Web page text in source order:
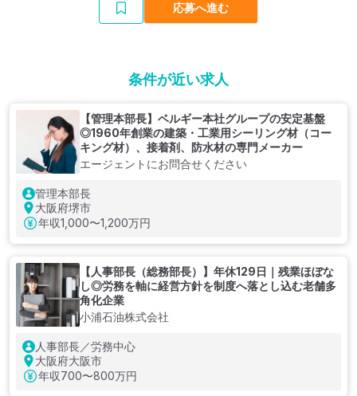
応募へ進む
条件が近い求人
【管理本部長】ベルギー本社グループの安定基盤
◎1960年創業の建築・工業用シーリング材（コー
キング材）、接着剤、防水材の専門メーカー
エージェントにお問合せください
管理本部長
大阪府堺市
年収1,000〜1,200万円
【人事部長（総務部長）】年休129日｜残業ほぼな
し◎労務を軸に経営方針を制度へ落とし込む老舗多
角化企業
小浦石油株式会社
人事部長／労務中心
大阪府大阪市
年収700〜800万円